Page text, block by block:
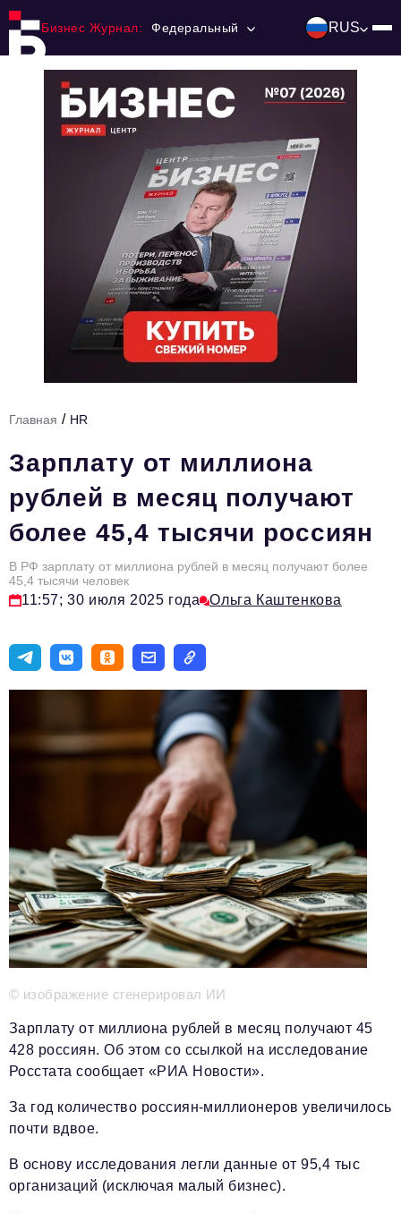
Бизнес Журнал: Федеральный RUS
Ниши и рынки
Технологии и тренды
HR
Персона номера
Юридический практикум
Стиль жизни
Туризм
ОПК
Авторские материалы
Телефон редакции:+7 495 727-01-67
Электронные почты редакции:
Информационный отдел
info@business-magazine.online
Отдел рекламы
reklama@business-magazine.online
Отдел распространения/редакционная подписка
partner@business-magazine.online
Главная / HR
Зарплату от миллиона
рублей в месяц получают
более 45,4 тысячи россиян
В РФ зарплату от миллиона рублей в месяц получают более
45,4 тысячи человек
11:57; 30 июля 2025 года Ольга Каштенкова
© изображение сгенерировал ИИ
Зарплату от миллиона рублей в месяц получают 45
428 россиян. Об этом со ссылкой на исследование
Росстата сообщает «РИА Новости».
За год количество россиян-миллионеров увеличилось
почти вдвое.
В основу исследования легли данные от 95,4 тыс
организаций (исключая малый бизнес).